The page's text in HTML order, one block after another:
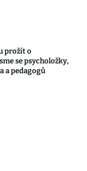
prožít o
se psycholožky,
a pedagogů